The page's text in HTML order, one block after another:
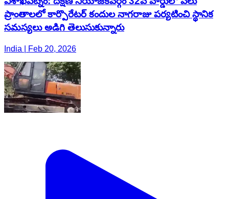
ప్రాంతాలలో కార్పొరేటర్ కందుల నాగరాజు పర్యటించి స్థానిక
సమస్యలు అడిగి తెలుసుకున్నారు
India | Feb 20, 2026